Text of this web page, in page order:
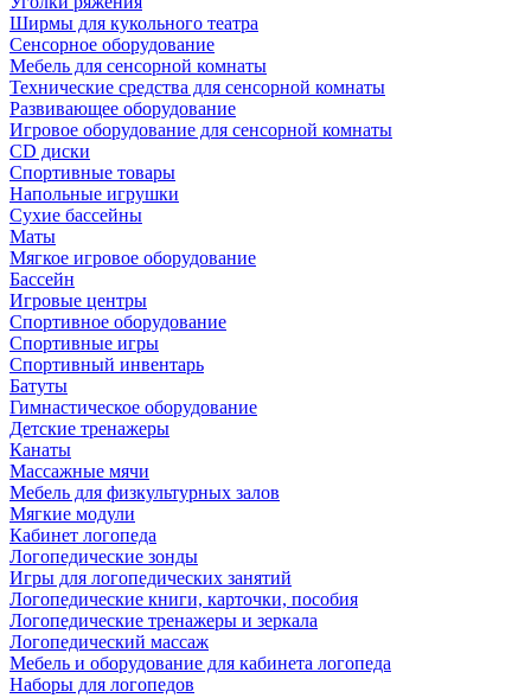
Ширмы для кукольного театра
Сенсорное оборудование
Мебель для сенсорной комнаты
Технические средства для сенсорной комнаты
Развивающее оборудование
Игровое оборудование для сенсорной комнаты
CD диски
Спортивные товары
Напольные игрушки
Сухие бассейны
Маты
Мягкое игровое оборудование
Бассейн
Игровые центры
Спортивное оборудование
Спортивные игры
Спортивный инвентарь
Батуты
Гимнастическое оборудование
Детские тренажеры
Канаты
Массажные мячи
Мебель для физкультурных залов
Мягкие модули
Кабинет логопеда
Логопедические зонды
Игры для логопедических занятий
Логопедические книги, карточки, пособия
Логопедические тренажеры и зеркала
Логопедический массаж
Мебель и оборудование для кабинета логопеда
Наборы для логопедов